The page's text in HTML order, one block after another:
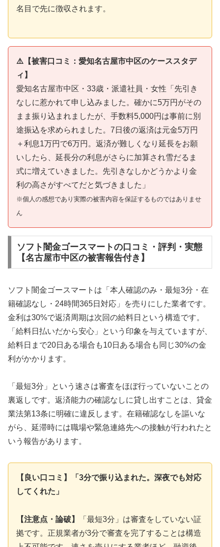
名目で先に徴収されます。
⚠️【被害口コミ：愛知名古屋市中区のケーススタデ
ィ】
愛知名古屋市中区・33歳・派遣社員・女性「先引き
なしに惹かれて申し込みました。確かに5万円がその
まま振り込まれましたが、手数料5,000円は事前に別
途振込を求められました。7日後の返済は元金5万円
＋利息1万円で6万円。返済が難しくなり延長をお願
いしたら、延長分の利息がさらに加算され雪だるま
式に増えていきました。先引きなしかどうかより金
利の高さがすべてだと気づきました」
※個人の感想であり実際の被害内容を保証するものではありませ
ん
ソフト闇金ゴースマートの口コミ・評判・実態
【名古屋市中区の被害報告付き】
ソフト闇金ゴースマートは「本人確認のみ・最短3分・在
籍確認なし・24時間365日対応」を売りにした業者です。
金利は30%で返済周期は次回の給料日という構造です。
「給料日払いだから安心」という印象を与えていますが、
給料日まで20日ある場合も10日ある場合も同じ30%の金
利がかかります。
「最短3分」という速さは審査をほぼ行っていないことの
裏返しです。返済能力の確認なしに貸し出すことは、貸金
業法第13条に明確に違反します。在籍確認なしを謳いな
がら、延滞時には職場や緊急連絡先への接触が行われたと
いう報告があります。
【良い口コミ】「3分で振り込まれた。深夜でも対応
してくれた」
【注意点・論破】
「最短3分」は審査をしていない証
拠です。正規業者が3分で審査を完了することは構造